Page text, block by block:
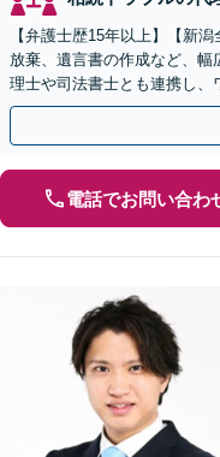
【弁護士歴15年以上】【新
放棄、遺言書の作成など、
理士や司法書士とも連携し、
を防ぐためにもぜひご相談く
電話でお問い合わ